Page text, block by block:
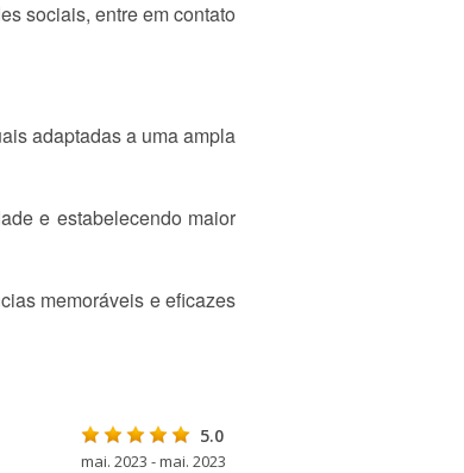
sociais, entre em contato
adaptadas a uma ampla
e estabelecendo maior
memoráveis e eficazes
5.0
mai. 2023 - mai. 2023